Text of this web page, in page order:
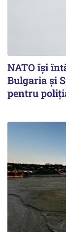
NATO își
Bulgaria și
pentru